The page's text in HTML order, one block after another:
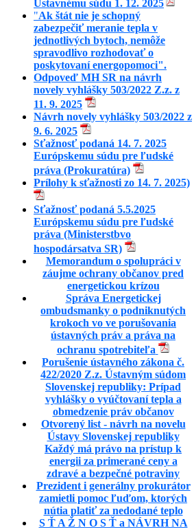
Ústavnému súdu 1. 12. 2025
"Ak štát nie je schopný
zabezpečiť meranie tepla v
jednotlivých bytoch, nemôže
spravodlivo rozhodovať o
poskytovaní energopomoci".
Odpoveď MH SR na návrh
novely vyhlášky 503/2022 Z.z. z
11. 9. 2025
Návrh novely vyhlášky 503/2022 z
9. 6. 2025
Sťažnosť podaná 14. 7. 2025
Európskemu súdu pre ľudské
práva (Prokuratúra)
Prílohy k sťažnosti zo 14. 7. 2025)
Sťažnosť podaná 5.5.2025
Európskemu súdu pre ľudské
práva (Ministerstbvo
hospodársatva SR)
Memorandum o spolupráci v
záujme ochrany občanov pred
energetickou krízou
Správa Energetickej
ombudsmanky o podniknutých
krokoch vo ve porušovania
ústavných práv a práva na
ochranu spotrebiteľa
Porušenie ústavného zákona č.
422/2020 Z.z. Ústavným súdom
Slovenskej republiky: Prípad
vyhlášky o vyúčtovaní tepla a
obmedzenie práv občanov
Otvorený list - návrh na novelu
Ústavy Slovenskej republiky
Každý má právo na prístup k
energii za primerané ceny a
zdravé a bezpečné potraviny
Prezident i generálny prokurátor
zamietli pomoc ľuďom, ktorých
nútia platiť za nedodané teplo
S Ť A Ž N O S Ť a NÁVRH NA